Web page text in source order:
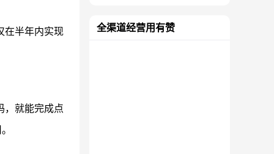
在半年内实现
，就能完成点
全渠道经营用有赞